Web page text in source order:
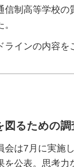
信制高等学校の
ラインの内容を
図るための
会は7月に実施
を公表。思考力